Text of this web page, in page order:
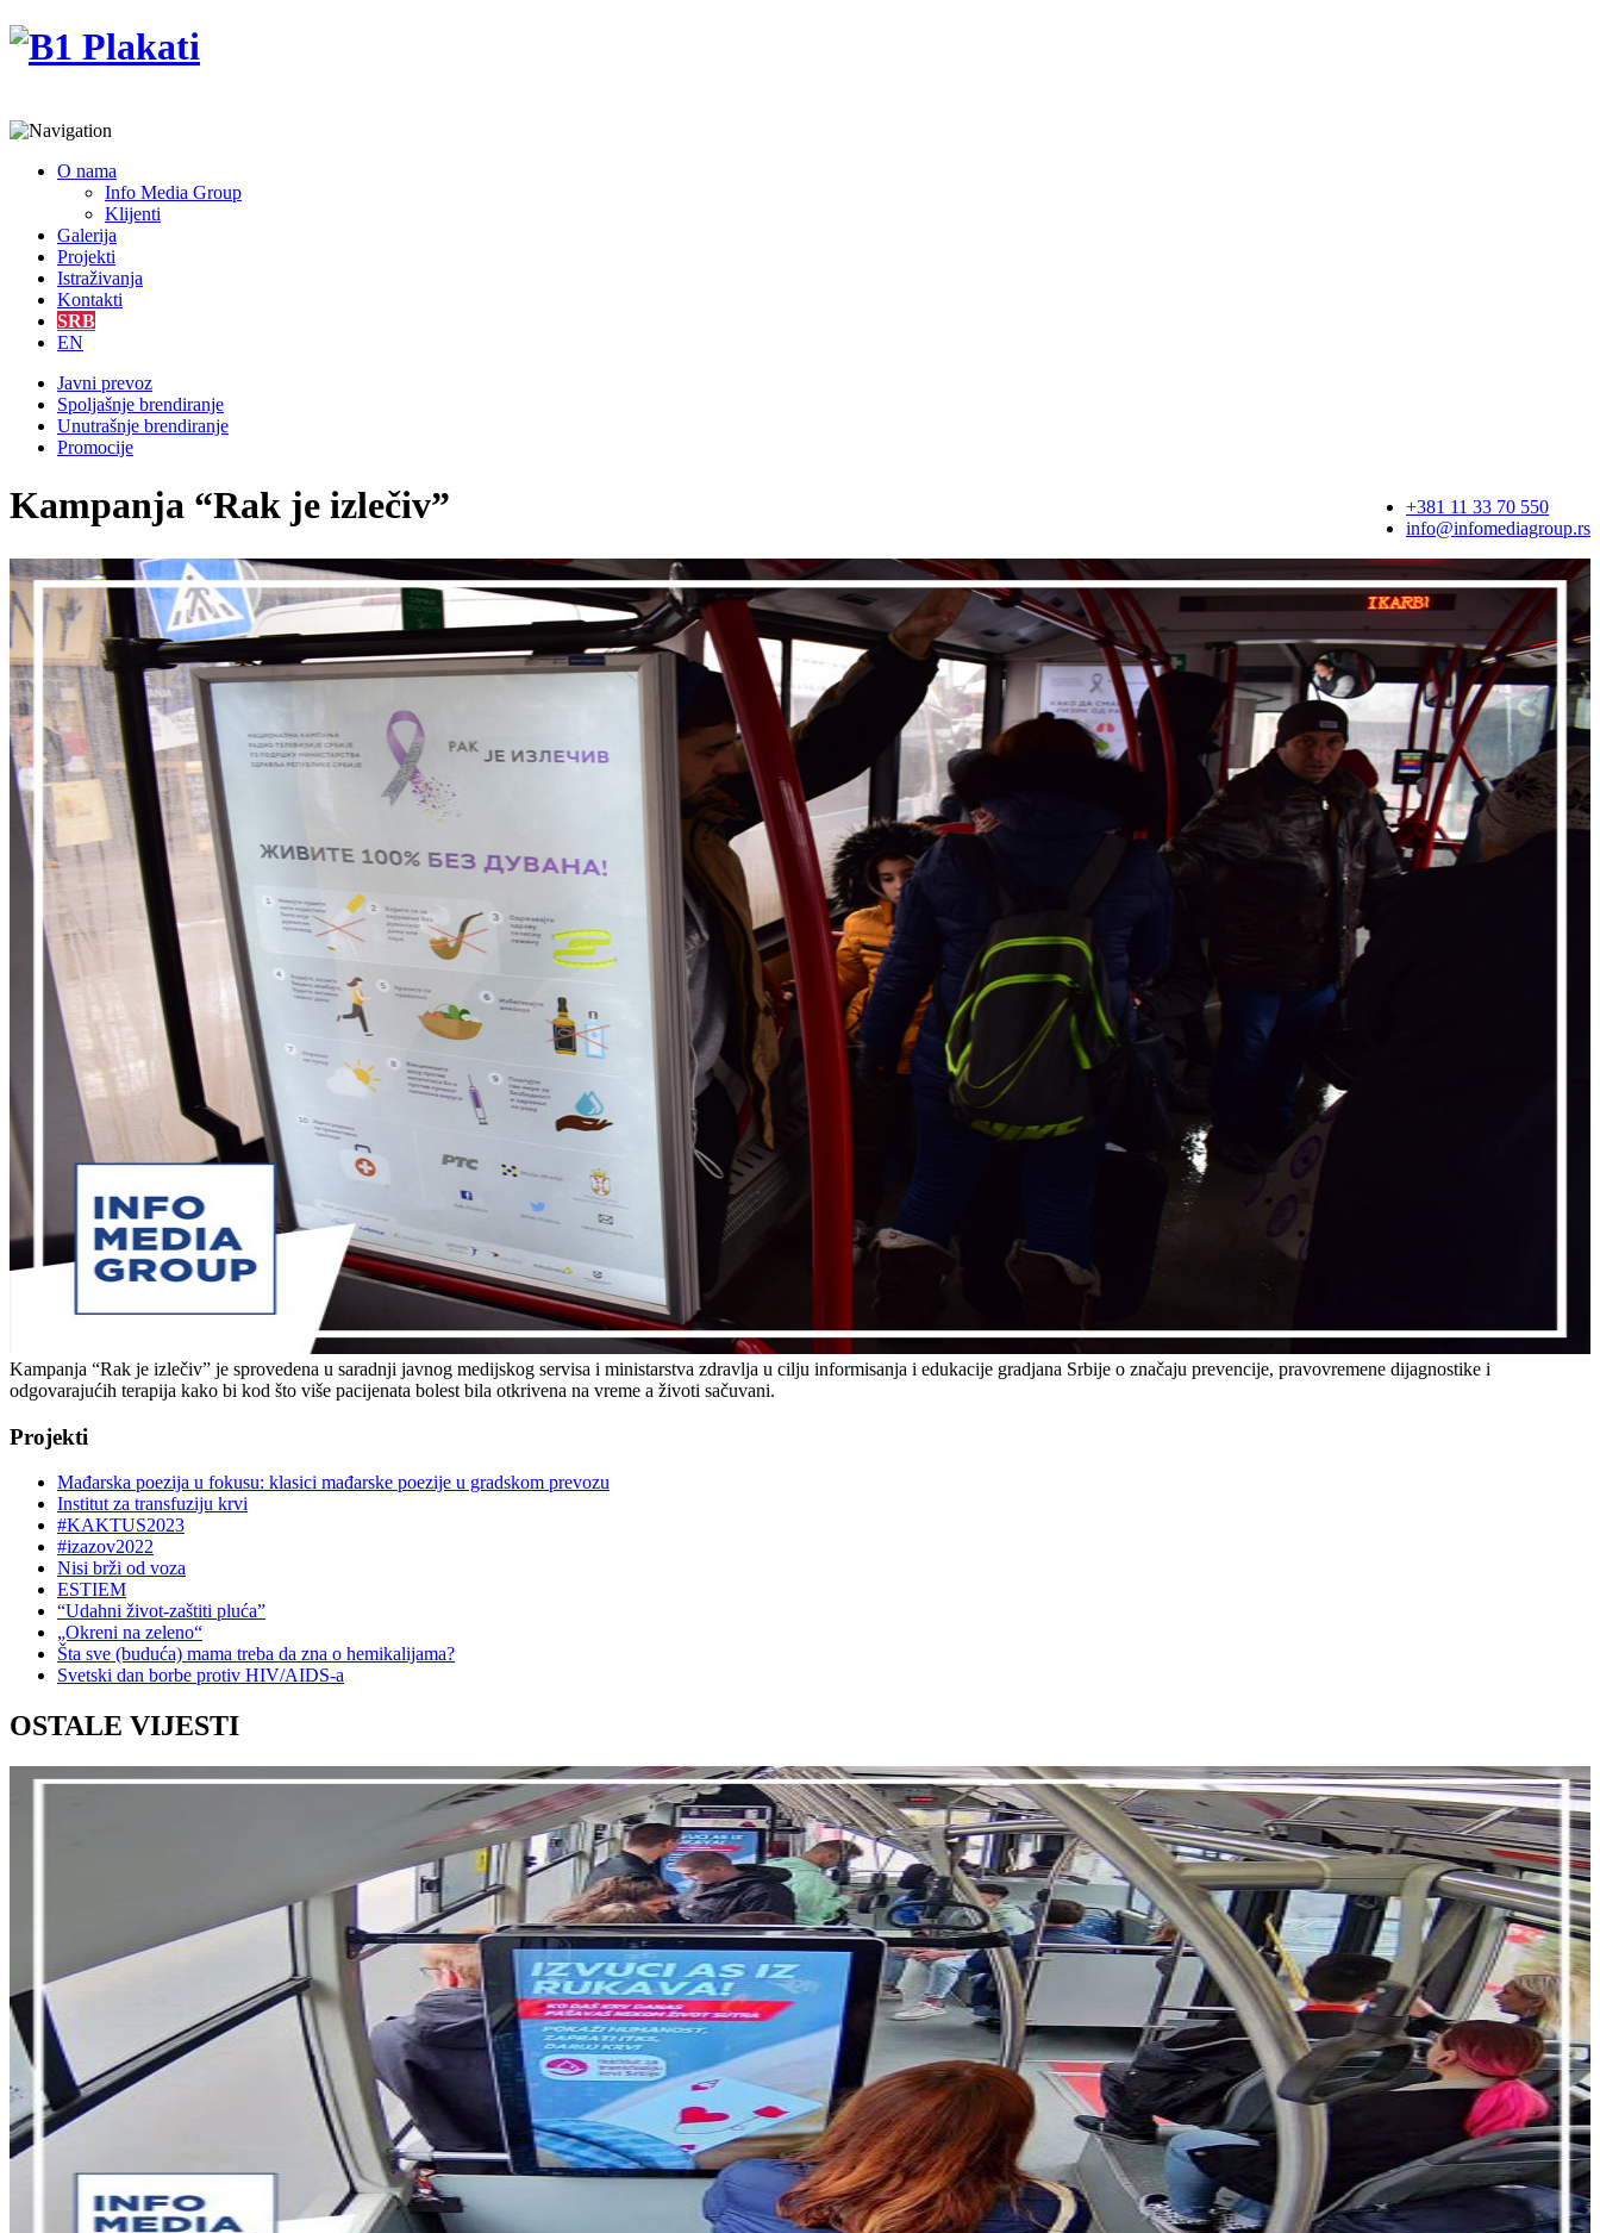
O nama
Info Media Group
Klijenti
Galerija
Projekti
Istraživanja
Kontakti
SRB
EN
Javni prevoz
Spoljašnje brendiranje
Unutrašnje brendiranje
Promocije
+381 11 33 70 550
info@infomediagroup.rs
Kampanja “Rak je izlečiv”
Kampanja “Rak je izlečiv” je sprovedena u saradnji javnog medijskog servisa i ministarstva zdravlja u cilju informisanja i edukacije gradjana Srbije o značaju prevencije, pravovremene dijagnostike i
odgovarajućih terapija kako bi kod što više pacijenata bolest bila otkrivena na vreme a životi sačuvani.
Projekti
Mađarska poezija u fokusu: klasici mađarske poezije u gradskom prevozu
Institut za transfuziju krvi
#KAKTUS2023
#izazov2022
Nisi brži od voza
ESTIEM
“Udahni život-zaštiti pluća”
„Okreni na zeleno“
Šta sve (buduća) mama treba da zna o hemikalijama?
Svetski dan borbe protiv HIV/AIDS-a
OSTALE VIJESTI